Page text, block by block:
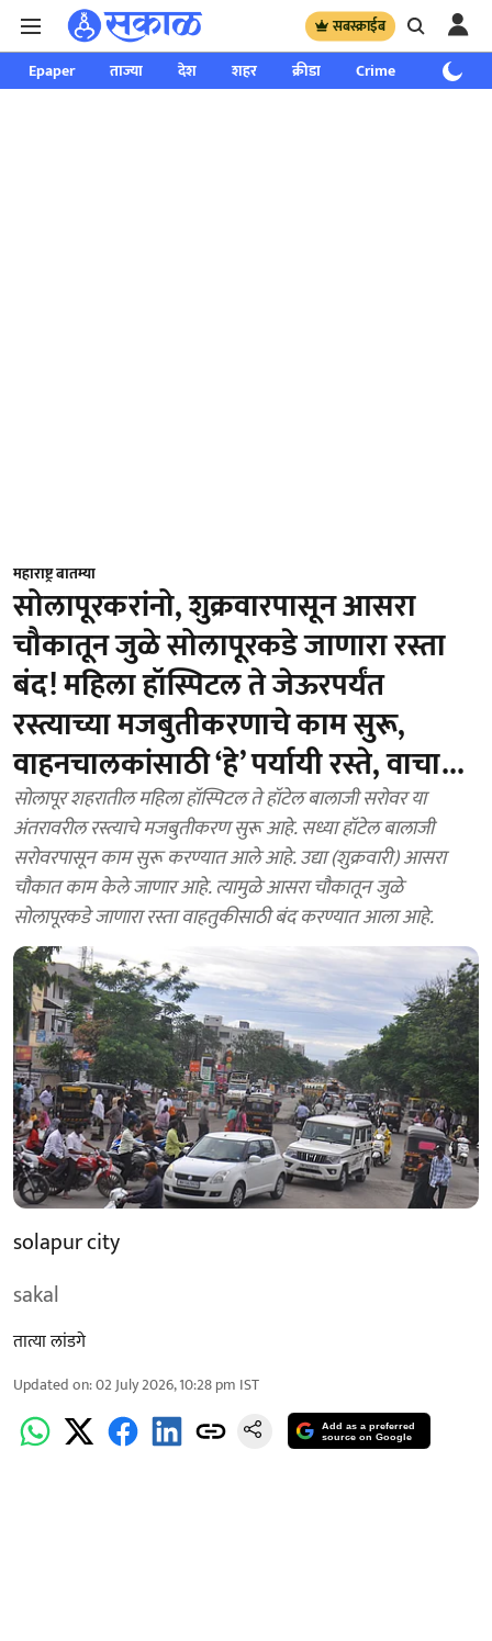
सबस्क्राईब
Epaper ताज्या देश शहर क्रीडा Crime साप्ताहिक
महाराष्ट्र बातम्या
सोलापूरकरांनो, शुक्रवारपासून आसरा
चौकातून जुळे सोलापूरकडे जाणारा रस्ता
बंद! महिला हॉस्पिटल ते जेऊरपर्यंत
रस्त्याच्या मजबुतीकरणाचे काम सुरू,
वाहनचालकांसाठी ‘हे’ पर्यायी रस्ते, वाचा...
सोलापूर शहरातील महिला हॉस्पिटल ते हॉटेल बालाजी सरोवर या
अंतरावरील रस्त्याचे मजबुतीकरण सुरू आहे. सध्या हॉटेल बालाजी
सरोवरपासून काम सुरू करण्यात आले आहे. उद्या (शुक्रवारी) आसरा
चौकात काम केले जाणार आहे. त्यामुळे आसरा चौकातून जुळे
सोलापूरकडे जाणारा रस्ता वाहतुकीसाठी बंद करण्यात आला आहे.
solapur city
sakal
तात्या लांडगे
Updated on:02 July 2026, 10:28 pm IST
Add as a preferred
source on Google